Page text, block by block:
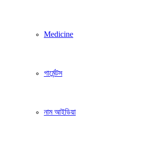
Medicine
গার্মেন্টস
নাম আইডিয়া